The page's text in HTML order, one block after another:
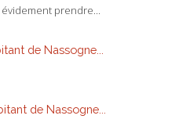
évidement prendre...
de Nassogne...
de Nassogne...